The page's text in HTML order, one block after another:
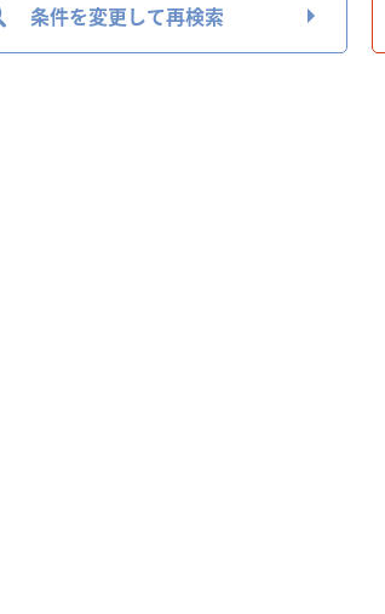
条件を変更して再検索